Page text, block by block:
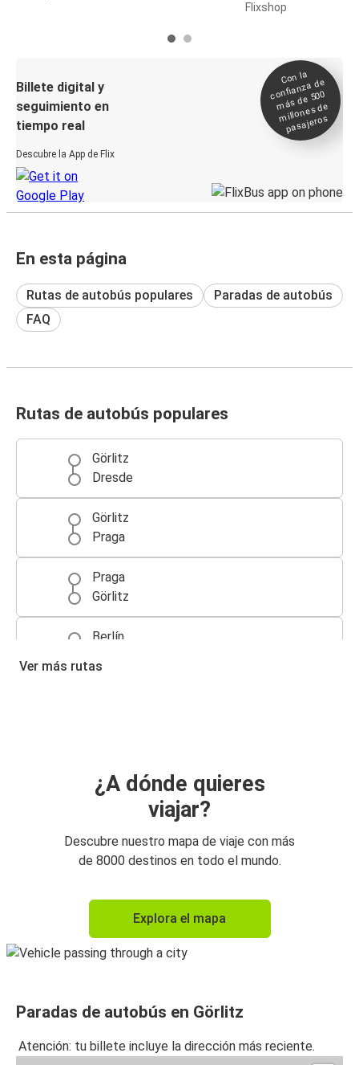
Flixshop
Billete digital y
seguimiento en
tiempo real
Descubre la App de Flix
Con la
confianza de
más de 500
millones de
pasajeros
En esta página
Rutas de autobús populares
Paradas de autobús
FAQ
Rutas de autobús populares
Görlitz
Dresde
Görlitz
Praga
Praga
Görlitz
Berlín
Berlín
Görlitz
Görlitz
Cracovia
Görlitz
Görlitz
Ver más rutas
¿A dónde quieres
viajar?
Descubre nuestro mapa de viaje con más
de 8000 destinos en todo el mundo.
Explora el mapa
Paradas de autobús en Görlitz
Atención: tu billete incluye la dirección más reciente.